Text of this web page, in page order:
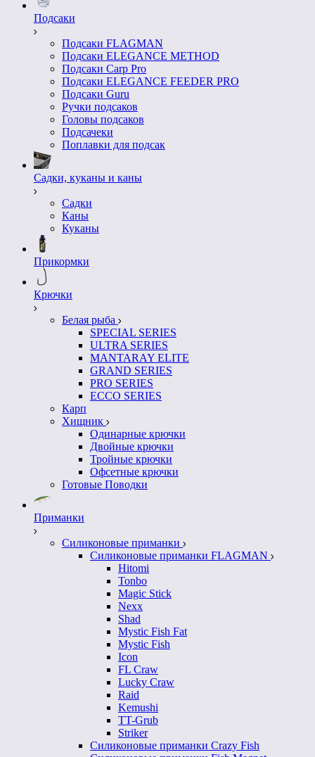
Подсаки
Подсаки FLAGMAN
Подсаки ELEGANCE METHOD
Подсаки Carp Pro
Подсаки ELEGANCE FEEDER PRO
Подсаки Guru
Ручки подсаков
Головы подсаков
Подсачеки
Поплавки для подсак
Садки, куканы и каны
Садки
Каны
Куканы
Прикормки
Крючки
Белая рыба
SPECIAL SERIES
ULTRA SERIES
MANTARAY ELITE
GRAND SERIES
PRO SERIES
ECCO SERIES
Карп
Хищник
Одинарные крючки
Двойные крючки
Тройные крючки
Офсетные крючки
Готовые Поводки
Приманки
Силиконовые приманки
Силиконовые приманки FLAGMAN
Hitomi
Tonbo
Magic Stick
Nexx
Shad
Mystic Fish Fat
Mystic Fish
Icon
FL Craw
Lucky Craw
Raid
Kemushi
TT-Grub
Striker
Силиконовые приманки Crazy Fish